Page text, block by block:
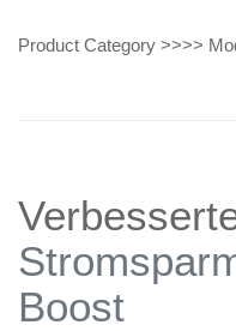
Product Category >>>>
Boost